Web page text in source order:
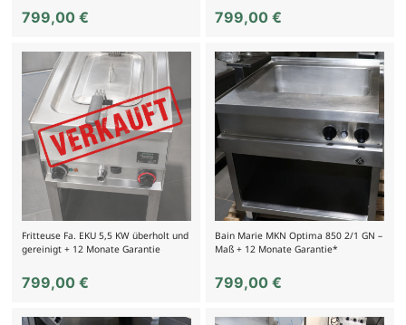
799,00 € 799,00€
Fritteuse Fa. EKU 5,5 KW überholt und
gereinigt + 12 Monate Garantie
799,00 €
Bain Marie MKN Optima 850 2/1 GN –
Maß + 12 Monate Garantie*
799,00€